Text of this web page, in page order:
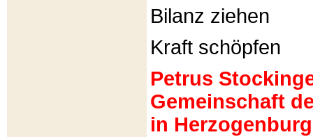
Bilanz ziehen
Kraft schöpfen
Petrus
Gemeinschaft
in